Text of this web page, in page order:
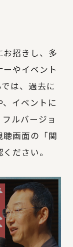
お招きし、多
やイベント
は、過去に
イベントに
ルバージョ
聴画面の「関
ださい。